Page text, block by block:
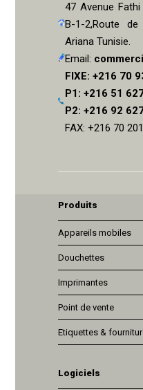
47 Avenue
B-1-2,Route
Ariana Tunisie.
Email:
FIXE: +216 70
P1: +216 51
P2: +216 92
FAX: +216 70
Produits
Appareils mobiles
Douchettes
Imprimantes
Point de vente
Etiquettes &
Logiciels